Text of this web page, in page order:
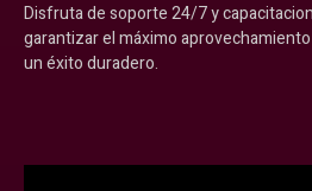
Disfruta de soporte 24/7 y
garantizar el máximo
un éxito duradero.